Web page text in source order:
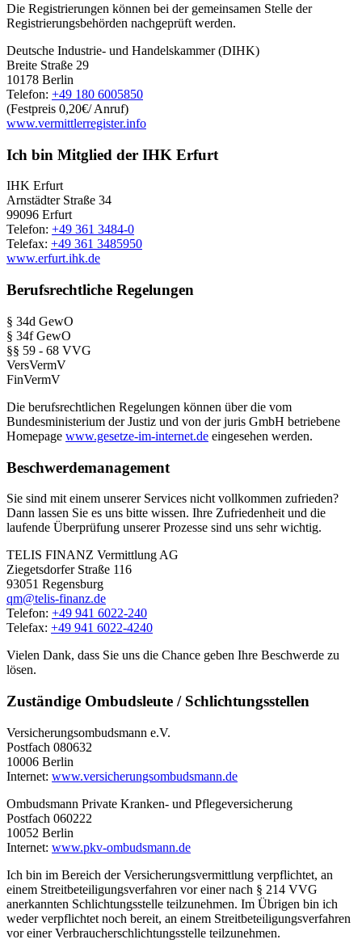
Die Registrierungen können bei der gemeinsamen Stelle der
Registrierungsbehörden nachgeprüft werden.
Deutsche Industrie- und Handelskammer (DIHK)
Breite Straße 29
10178 Berlin
Telefon: +49 180 6005850
(Festpreis 0,20€/ Anruf)
www.vermittlerregister.info
Ich bin Mitglied der IHK Erfurt
IHK Erfurt
Arnstädter Straße 34
99096 Erfurt
Telefon: +49 361 3484-0
Telefax: +49 361 3485950
www.erfurt.ihk.de
Berufsrechtliche Regelungen
§ 34d GewO
§ 34f GewO
§§ 59 - 68 VVG
VersVermV
FinVermV
Die berufsrechtlichen Regelungen können über die vom
Bundesministerium der Justiz und von der juris GmbH betriebene
Homepage www.gesetze-im-internet.de eingesehen werden.
Beschwerdemanagement
Sie sind mit einem unserer Services nicht vollkommen zufrieden?
Dann lassen Sie es uns bitte wissen. Ihre Zufriedenheit und die
laufende Überprüfung unserer Prozesse sind uns sehr wichtig.
TELIS FINANZ Vermittlung AG
Ziegetsdorfer Straße 116
93051 Regensburg
qm@telis-finanz.de
Telefon: +49 941 6022-240
Telefax: +49 941 6022-4240
Vielen Dank, dass Sie uns die Chance geben Ihre Beschwerde zu
lösen.
Zuständige Ombudsleute / Schlichtungsstellen
Versicherungsombudsmann e.V.
Postfach 080632
10006 Berlin
Internet: www.versicherungsombudsmann.de
Ombudsmann Private Kranken- und Pflegeversicherung
Postfach 060222
10052 Berlin
Internet: www.pkv-ombudsmann.de
Ich bin im Bereich der Versicherungsvermittlung verpflichtet, an
einem Streitbeteiligungsverfahren vor einer nach § 214 VVG
anerkannten Schlichtungsstelle teilzunehmen. Im Übrigen bin ich
weder verpflichtet noch bereit, an einem Streitbeteiligungsverfahren
vor einer Verbraucherschlichtungsstelle teilzunehmen.